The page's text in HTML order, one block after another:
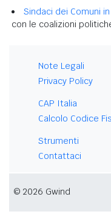
Sindaci dei Comuni
con le coalizioni
Note Legali
Privacy Policy
CAP Italia
Calcolo Codice
Strumenti
Contattaci
© 2026 Gwind